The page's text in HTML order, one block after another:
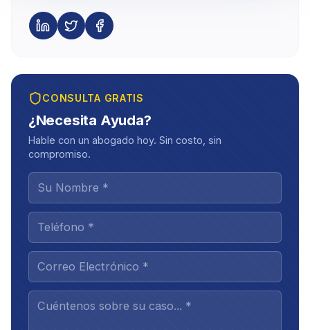
CONSULTA GRATIS
¿Necesita Ayuda?
Hable con un abogado hoy. Sin costo, sin
compromiso.